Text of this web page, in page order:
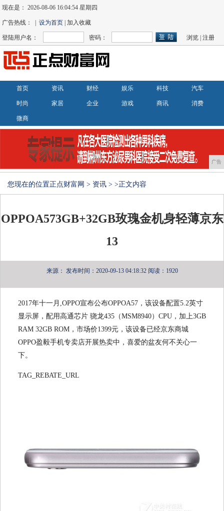
现在是：2026-08-06 16:04:54 星期四
广告热线： |设为首页 | 加入收藏
登陆用户名： 密码： 浏览 |注册
首页 资讯 财经 娱乐 科技 汽车
时尚 家居 企业 游戏 商讯 消费
微商
广告
您现在的位置正点财富网 > 资讯 > >正文内容
OPPOA573GB+32GB玫瑰金机身轻薄京东
13
来源： 发布时间：2020-09-13 04:18:32 阅读：1920
2017年十一月,OPPO宣布公布OPPOA57，该设备配置5.2英寸
显示屏，配用高通芯片 骁龙435（MSM8940）CPU，加上3GB
RAM 32GB ROM，市场价1399元，该设备已经京东商城
OPPO盈毅手机专卖店开展热卖中，喜爱的盆友何不关心一
下。
TAG_REBATE_URL